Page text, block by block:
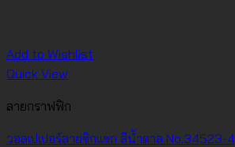
Add to Wishlist
Quick View
ลายกราฟฟิก
วอลเปเปอร์ลายซิกแซก สีน้ำตาล No.34523-4